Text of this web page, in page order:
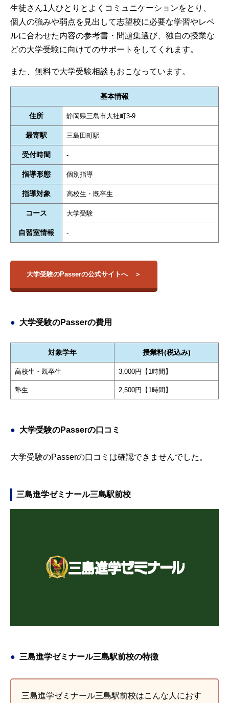
生徒さん1人ひとりとよくコミュニケーションをとり、
個人の強みや弱点を見出して志望校に必要な学習やレベ
ルに合わせた内容の参考書・問題集選び、独自の授業な
どの大学受験に向けてのサポートをしてくれます。
また、無料で大学受験相談もおこなっています。
基本情報
住所 静岡県三島市大社町3-9
最寄駅 三島田町駅
受付時間 -
指導形態 個別指導
指導対象 高校生・既卒生
コース 大学受験
自習室情報 -
大学受験のPasserの公式サイトへ
大学受験のPasserの費用
対象学年 授業料(税込み)
高校生・既卒生 3,000円【1時間】
塾生 2,500円【1時間】
大学受験のPasserの口コミ
大学受験のPasserの口コミは確認できませんでした。
三島進学ゼミナール三島駅前校
三島進学ゼミナール三島駅前校の特徴
三島進学ゼミナール三島駅前校はこんな人におす